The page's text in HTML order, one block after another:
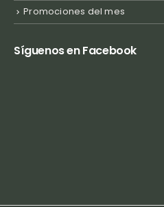
Promociones del mes
Síguenos en Facebook